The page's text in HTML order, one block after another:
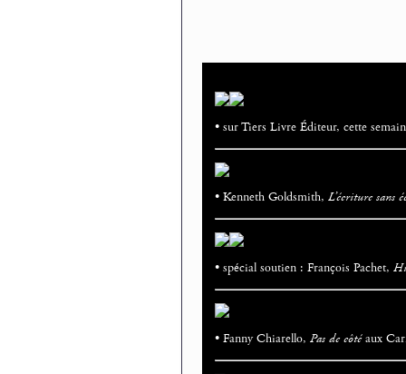
• sur Tiers Livre Éditeur, cette
• Kenneth Goldsmith, L’écriture sans
• spécial soutien : François Pachet,
• Fanny Chiarello, Pas de côtéaux